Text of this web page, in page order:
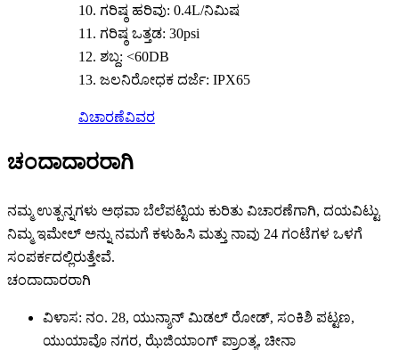
10. ಗರಿಷ್ಠ ಹರಿವು: 0.4L/ನಿಮಿಷ
11. ಗರಿಷ್ಠ ಒತ್ತಡ: 30psi
12. ಶಬ್ದ: <60DB
13. ಜಲನಿರೋಧಕ ದರ್ಜೆ: IPX65
ವಿಚಾರಣೆವಿವರ
ಚಂದಾದಾರರಾಗಿ
ನಮ್ಮ ಉತ್ಪನ್ನಗಳು ಅಥವಾ ಬೆಲೆಪಟ್ಟಿಯ ಕುರಿತು ವಿಚಾರಣೆಗಾಗಿ, ದಯವಿಟ್ಟು
ನಿಮ್ಮ ಇಮೇಲ್ ಅನ್ನು ನಮಗೆ ಕಳುಹಿಸಿ ಮತ್ತು ನಾವು 24 ಗಂಟೆಗಳ ಒಳಗೆ
ಸಂಪರ್ಕದಲ್ಲಿರುತ್ತೇವೆ.
ಚಂದಾದಾರರಾಗಿ
ವಿಳಾಸ: ನಂ. 28, ಯುನ್ಶಾನ್ ಮಿಡಲ್ ರೋಡ್, ಸಂಕಿಶಿ ಪಟ್ಟಣ,
ಯುಯಾವೊ ನಗರ, ಝೆಜಿಯಾಂಗ್ ಪ್ರಾಂತ್ಯ, ಚೀನಾ